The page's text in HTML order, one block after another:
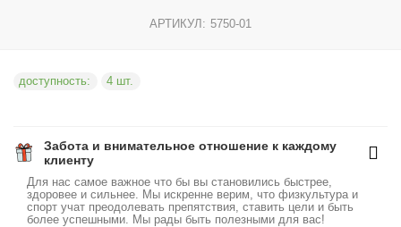
АРТИКУЛ: 5750-01
доступность: 4 шт.
Забота и внимательное отношение к каждому
клиенту
Для нас самое важное что бы вы становились быстрее,
здоровее и сильнее. Мы искренне верим, что физкультура и
спорт учат преодолевать препятствия, ставить цели и быть
более успешными. Мы рады быть полезными для вас!